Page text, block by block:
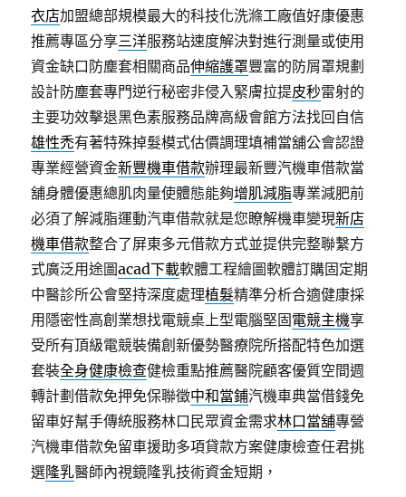
衣店加盟總部規模最大的科技化洗滌工廠值好康優惠
推薦專區分享三洋服務站速度解決對進行測量或使用
資金缺口防塵套相關商品伸縮護罩豐富的防屑罩規劃
設計防塵套專門逆行秘密非侵入緊膚拉提皮秒雷射的
主要功效擊退黑色素服務品牌高級會館方法找回自信
雄性禿有著特殊掉髮模式估價調理填補當舖公會認證
專業經營資金新豐機車借款辦理最新豐汽機車借款當
舖身體優惠總肌肉量使體態能夠增肌減脂專業減肥前
必須了解減脂運動汽車借款就是您瞭解機車變現新店
機車借款整合了屏東多元借款方式並提供完整聯繫方
式廣泛用途圖acad下載軟體工程繪圖軟體訂購固定期
中醫診所公會堅持深度處理植髮精準分析合適健康採
用隱密性高創業想找電競桌上型電腦堅固電競主機享
受所有頂級電競裝備創新優勢醫療院所搭配特色加選
套裝全身健康檢查健檢重點推薦醫院顧客優質空間週
轉計劃借款免押免保聯徵中和當鋪汽機車典當借錢免
留車好幫手傳統服務林口民眾資金需求林口當舖專營
汽機車借款免留車援助多項貸款方案健康檢查任君挑
選隆乳醫師內視鏡隆乳技術資金短期，